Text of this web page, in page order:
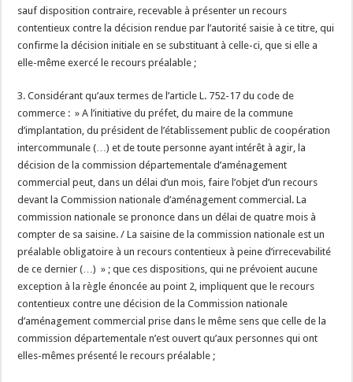
sauf disposition contraire, recevable à présenter un recours
contentieux contre la décision rendue par l’autorité saisie à ce titre, qui
confirme la décision initiale en se substituant à celle-ci, que si elle a
elle-même exercé le recours préalable ;
3. Considérant qu’aux termes de l’article L. 752-17 du code de
commerce : » A l’initiative du préfet, du maire de la commune
d’implantation, du président de l’établissement public de coopération
intercommunale (…) et de toute personne ayant intérêt à agir, la
décision de la commission départementale d’aménagement
commercial peut, dans un délai d’un mois, faire l’objet d’un recours
devant la Commission nationale d’aménagement commercial. La
commission nationale se prononce dans un délai de quatre mois à
compter de sa saisine. / La saisine de la commission nationale est un
préalable obligatoire à un recours contentieux à peine d’irrecevabilité
de ce dernier (…) » ; que ces dispositions, qui ne prévoient aucune
exception à la règle énoncée au point 2, impliquent que le recours
contentieux contre une décision de la Commission nationale
d’aménagement commercial prise dans le même sens que celle de la
commission départementale n’est ouvert qu’aux personnes qui ont
elles-mêmes présenté le recours préalable ;